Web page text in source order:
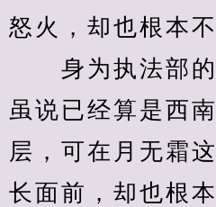
怒火，却也根本
身为执法部的
虽说已经算是西
层，可在月无霜
长面前，却也根